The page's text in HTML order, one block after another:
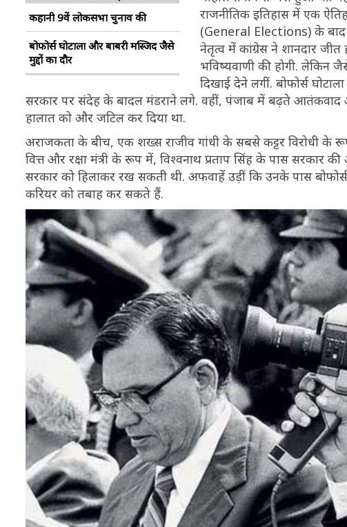
कहानी 9वें लोकसभा चुनाव की
बोफोर्स घोटाला और बाबरी मस्जिद जैसे
मुद्दों का दौर
राजनीतिक इतिहास में एक
(General Elections) के बाद
नेतृत्व में कांग्रेस ने शानदार
भविष्यवाणी की होगी.
दिखाई देने लगीं. बोफोर्स
सरकार पर संदेह के बादल मंडराने लगे. वहीं, पंजाब में बढ़ते आतंकवाद
हालात को और जटिल कर दिया था.
अराजकता के बीच, एक शख्स राजीव गांधी के सबसे कट्टर विरोधी के
वित्त और रक्षा मंत्री के रूप में, विश्वनाथ प्रताप सिंह के पास सरकार
सरकार को हिलाकर रख सकती थी. अफवाहें उड़ीं कि उनके पास
करियर को तबाह कर सकते हैं.